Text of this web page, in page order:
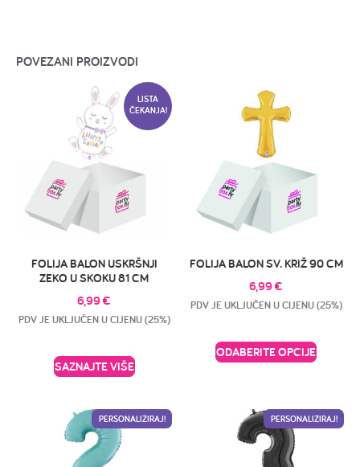
POVEZANI PROIZVODI
LISTA
ČEKANJA!
FOLIJA BALON USKRŠNJI
ZEKO U SKOKU 81 CM
6,99€
PDV JE UKLJUČEN U CIJENU (25%)
SAZNAJTE VIŠE
FOLIJA BALON SV. KRIŽ 90 CM
6,99€
PDV JE UKLJUČEN U CIJENU (25%)
ODABERITE OPCIJE
PERSONALIZIRAJ! PERSONALIZIRAJ!